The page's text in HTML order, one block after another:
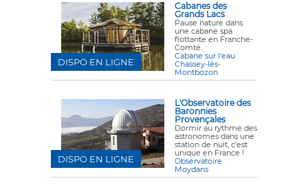
Cabanes des
Grands Lacs
Pause nature dans
une cabane spa
flottante en Franche-
Comté.
Cabane sur l'eau
Chassey-lès-
Montbozon
DISPO EN LIGNE
L'Observatoire des
Baronnies
Provençales
Dormir au rythme des
astronomes dans une
station de nuit, c'est
unique en France !
Observatoire
Moydans
DISPO EN LIGNE